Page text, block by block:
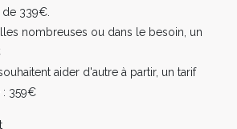
339€.
nombreuses ou dans le besoin, un
aider d'autre à partir, un tarif
: 359€